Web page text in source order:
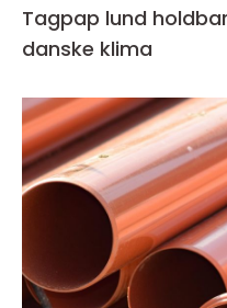
Tagpap lund holdbare løsninger til det
danske klima